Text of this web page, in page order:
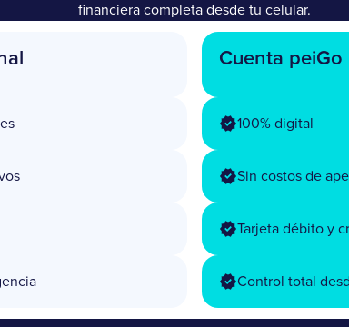
financiera completa desde tu celular.
Cuenta peiGo
100% digital
Sin costos de
Tarjeta débito y
Control total